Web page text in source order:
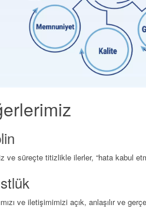
ve süreçte titizlikle ilerler, “hata kabul
ve iletişimimizi açık, anlaşılır ve